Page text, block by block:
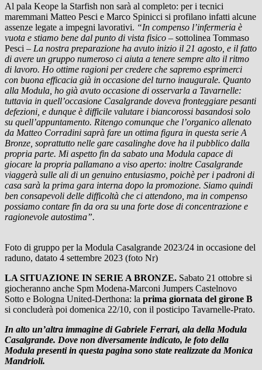
Al pala Keope la Starfish non sarà al completo: per i tecnici
maremmani Matteo Pesci e Marco Spinicci si profilano infatti alcune
assenze legate a impegni lavorativi. “In compenso l’infermeria è
vuota e stiamo bene dal punto di vista fisico – sottolinea Tommaso
Pesci – La nostra preparazione ha avuto inizio il 21 agosto, e il fatto
di avere un gruppo numeroso ci aiuta a tenere sempre alto il ritmo
di lavoro. Ho ottime ragioni per credere che sapremo esprimerci
con buona efficacia già in occasione del turno inaugurale. Quanto
alla Modula, ho già avuto occasione di osservarla a Tavarnelle:
tuttavia in quell’occasione Casalgrande doveva fronteggiare pesanti
defezioni, e dunque è difficile valutare i biancorossi basandosi solo
su quell’appuntamento. Ritengo comunque che l’organico allenato
da Matteo Corradini saprà fare un ottima figura in questa serie A
Bronze, soprattutto nelle gare casalinghe dove ha il pubblico dalla
propria parte. Mi aspetto fin da sabato una Modula capace di
giocare la propria pallamano a viso aperto: inoltre Casalgrande
viaggerà sulle ali di un genuino entusiasmo, poichè per i padroni di
casa sarà la prima gara interna dopo la promozione. Siamo quindi
ben consapevoli delle difficoltà che ci attendono, ma in compenso
possiamo contare fin da ora su una forte dose di concentrazione e
ragionevole autostima”.
Foto di gruppo per la Modula Casalgrande 2023/24 in occasione del
raduno, datato 4 settembre 2023 (foto Nr)
LA SITUAZIONE IN SERIE A BRONZE. Sabato 21 ottobre si
giocheranno anche Spm Modena-Marconi Jumpers Castelnovo
Sotto e Bologna United-Derthona: la prima giornata del girone B
si concluderà poi domenica 22/10, con il posticipo Tavarnelle-Prato.
In alto un’altra immagine di Gabriele Ferrari, ala della Modula
Casalgrande. Dove non diversamente indicato, le foto della
Modula presenti in questa pagina sono state realizzate da Monica
Mandrioli.